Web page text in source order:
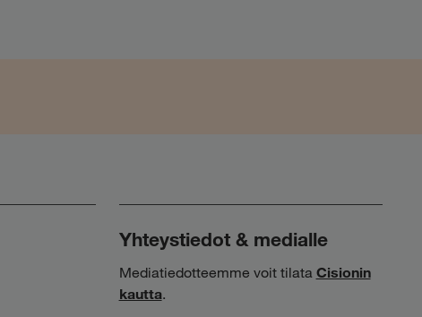
Yhteystiedot & medialle
Mediatiedotteemme voit tilata Cisionin
kautta.